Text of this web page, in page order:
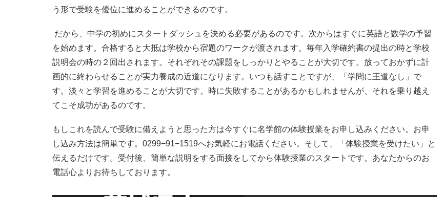
う形で受験を優位に進めることができるのです。
だから、中学の初めにスタートダッシュを決める必要があるのです。次からはすぐに英語と数学の予習
を始めます。合格すると大抵は学校から宿題のワークが渡されます。毎年入学確約書の提出の時と学校
説明会の時の２回出されます。それぞれその課題をしっかりとやることが大切です。放っておかずに計
画的に終わらせることが実力養成の近道になります。いつも話すことですが、「学問に王道なし」で
す。淡々と学習を進めることが大切です。時に失敗することがあるかもしれませんが、それを乗り越え
てこそ成功があるのです。
もしこれを読んで受験に備えようと思った方は今すぐに名学館の体験授業をお申し込みください。お申
し込み方法は簡単です。0299−91−1519へお気軽にお電話ください。そして、「体験授業を受けたい」と
伝えるだけです。受付後、簡単な説明をする面接をしてから体験授業のスタートです。あなたからのお
電話心よりお待ちしております。